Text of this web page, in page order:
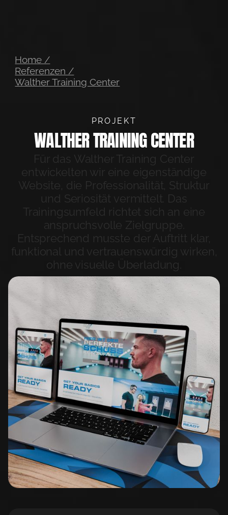
Home /
Referenzen /
Walther Training Center
PROJEKT
WALTHER TRAINING CENTER
Für das Walther Training Center
entwickelten wir eine eigenständige
Website, die Professionalität, Struktur
und Seriosität vermittelt. Das
Trainingsumfeld richtet sich an eine
anspruchsvolle Zielgruppe.
Entsprechend musste der Auftritt klar,
funktional und vertrauenswürdig wirken,
ohne visuelle Überladung.